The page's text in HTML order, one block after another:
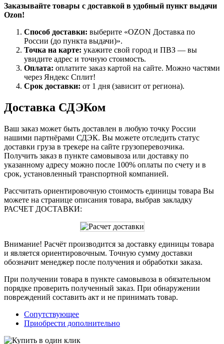
Заказывайте товары с доставкой в удобный пункт выдачи
Ozon!
Способ доставки: выберите «OZON Доставка по
России (до пункта выдачи)».
Точка на карте: укажите свой город и ПВЗ — вы
увидите адрес и точную стоимость.
Оплата: оплатите заказ картой на сайте. Можно частями
через Яндекс Сплит!
Срок доставки: от 1 дня (зависит от региона).
Доставка СДЭКом
Ваш заказ может быть доставлен в любую точку России
нашими партнёрами СДЭК. Вы можете отследить статус
доставки груза в трекере на сайте грузоперевозчика.
Получить заказ в пункте самовывоза или доставку по
указанному адресу можно после 100% оплаты по счету и в
срок, установленный транспортной компанией.
Рассчитать ориентировочную стоимость единицы товара Вы
можете на странице описания товара, выбрав закладку
РАСЧЕТ ДОСТАВКИ:
Внимание! Расчёт производится за доставку единицы товара
и является ориентировочным. Точную сумму доставки
обозначит менеджер после получения и обработки заказа.
При получении товара в пункте самовывоза в обязательном
порядке проверить полученный заказ. При обнаружении
повреждений составить акт и не принимать товар.
Сопутствующее
Приобрести дополнительно